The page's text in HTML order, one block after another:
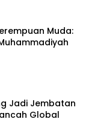
Muda:
Jadi Jembatan
Global